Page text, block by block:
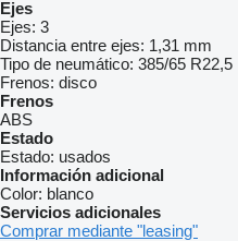
Ejes
Ejes: 3
Distancia entre ejes: 1,31 mm
Tipo de neumático: 385/65 R22,5
Frenos: disco
Frenos
ABS
Estado
Estado: usados
Información adicional
Color: blanco
Servicios adicionales
Comprar mediante "leasing"